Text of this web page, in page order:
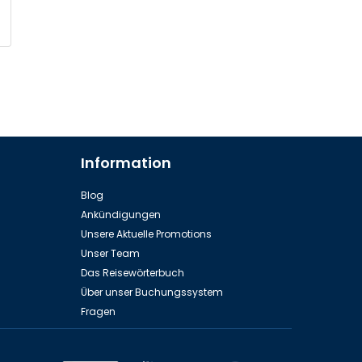
Information
Blog
Ankündigungen
Unsere Aktuelle Promotions
Unser Team
Das Reisewörterbuch
Über unser Buchungssystem
Fragen